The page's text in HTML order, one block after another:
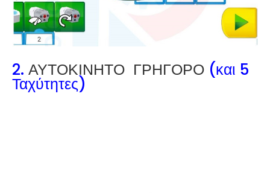
2. ΑΥΤΟΚΙΝΗΤΟ ΓΡΗΓΟΡΟ (και 5
Ταχύτητες)